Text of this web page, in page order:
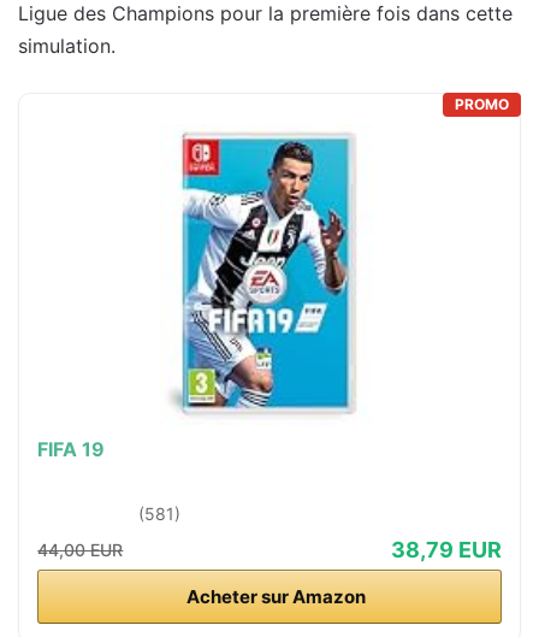
Ligue des Champions pour la première fois dans cette
simulation.
PROMO
FIFA 19
(581)
44,00 EUR
38,79 EUR
Acheter sur Amazon